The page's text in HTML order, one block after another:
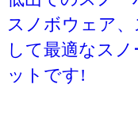
ケットやダウ
が向いています
スノボウェア
して最適なス
ットです!